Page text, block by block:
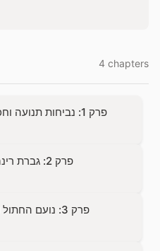
לחתולים – או סתם
4 chapters
פרק 1: נביחות תנועה וחכמת הכלב המשוטט
פרק 2: גברת רינה והטלוויזיה הנמרה
פרק 3: נועם החתול והמבוך של הפחדים